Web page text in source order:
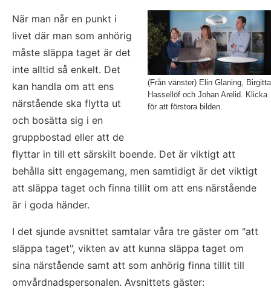
(Från vänster) Elin Glaning, Birgitta
Hassellöf och Johan Arelid. Klicka
för att förstora bilden.
När man når en punkt i
livet där man som anhörig
måste släppa taget är det
inte alltid så enkelt. Det
kan handla om att ens
närstående ska flytta ut
och bosätta sig i en
gruppbostad eller att de
flyttar in till ett särskilt boende. Det är viktigt att
behålla sitt engagemang, men samtidigt är det viktigt
att släppa taget och finna tillit om att ens närstående
är i goda händer.
I det sjunde avsnittet samtalar våra tre gäster om "att
släppa taget", vikten av att kunna släppa taget om
sina närstående samt att som anhörig finna tillit till
omvårdnadspersonalen. Avsnittets gäster: